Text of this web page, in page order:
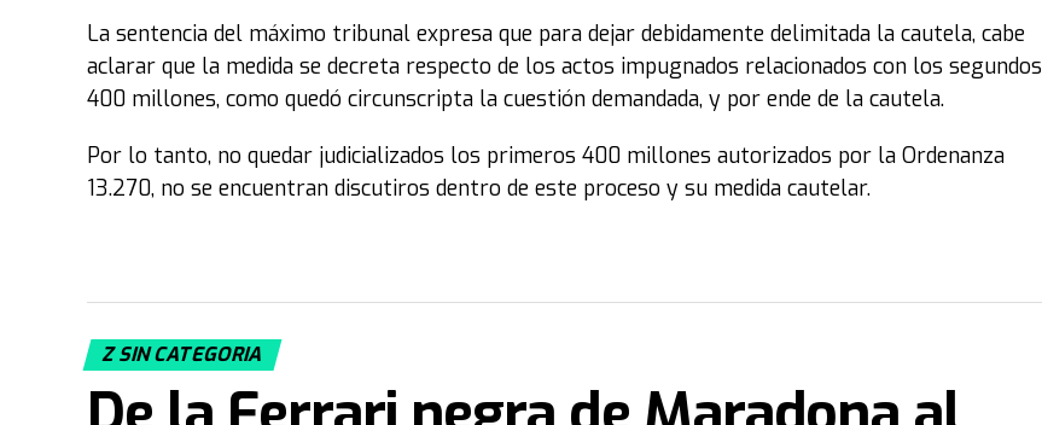
La sentencia del máximo tribunal expresa que para dejar debidamente delimitada la cautela, cabe
aclarar que la medida se decreta respecto de los actos impugnados relacionados con los segundos
400 millones, como quedó circunscripta la cuestión demandada, y por ende de la cautela.
Por lo tanto, no quedar judicializados los primeros 400 millones autorizados por la Ordenanza
13.270, no se encuentran discutiros dentro de este proceso y su medida cautelar.
Z SIN CATEGORIA